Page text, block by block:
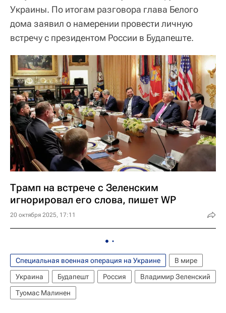
Украины. По итогам разговора глава Белого
дома заявил о намерении провести личную
встречу с президентом России в Будапеште.
Трамп на встрече с Зеленским
игнорировал его слова, пишет WP
20 октября 2025, 17:11
Специальная военная операция на Украине
В мире
Украина
Будапешт Россия
Владимир Зеленский
Туомас Малинен